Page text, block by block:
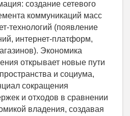
создание сетевого
коммуникаций масс
технологий (появление
интернет-платформ,
Экономика
открывает новые пути
и социума,
сокращения
и отходов в сравнении
владения, создавая